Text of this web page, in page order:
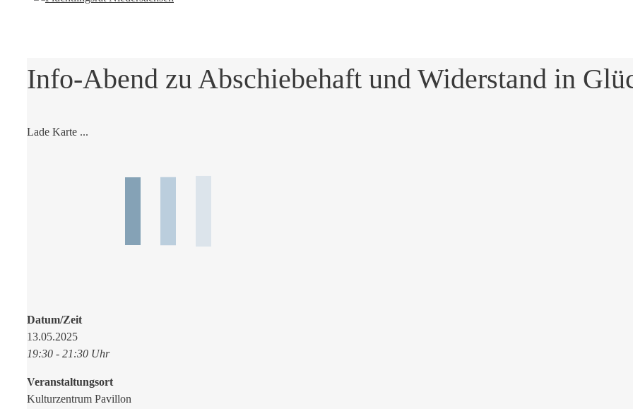
Info-Abend zu Abschiebehaft und Widerstand in
Lade Karte ...
Datum/Zeit
13.05.2025
19:30 - 21:30 Uhr
Veranstaltungsort
Kulturzentrum Pavillon